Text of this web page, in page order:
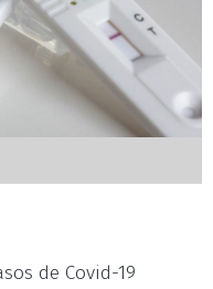
de Covid-19